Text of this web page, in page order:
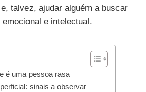
talvez, ajudar alguém a buscar
e intelectual.
é uma pessoa rasa
sinais a observar